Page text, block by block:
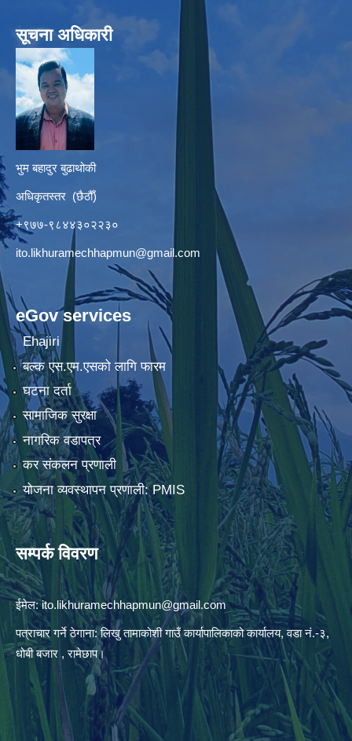
सूचना अधिकारी
भुम बहादुर बुढाथोकी
अधिकृतस्तर (छैठौँ)
+९७७-९८४४३०२२३०
ito.likhuramechhapmun@gmail.com
eGov services
Ehajiri
बल्क एस.एम.एसको लागि फारम
घटना दर्ता
सामाजिक सुरक्षा
नागरिक वडापत्र
कर संकलन प्रणाली
योजना व्यवस्थापन प्रणाली: PMIS
सम्पर्क विवरण
ईमेल:ito.likhuramechhapmun@gmail.com
पत्राचार गर्ने ठेगाना: लिखु तामाकोशी गाउँ कार्यापालिकाको कार्यालय, वडा नं.-३,
धोबी बजार , रामेछाप।